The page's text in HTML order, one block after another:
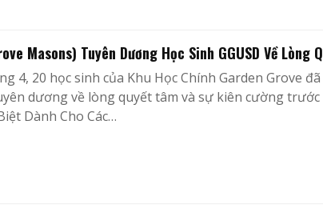
Masons) Tuyên Dương Học Sinh GGUSD Về Lòng
4, 20 học sinh của Khu Học Chính Garden Grove
dương về lòng quyết tâm và sự kiên cường
Dành Cho Các…